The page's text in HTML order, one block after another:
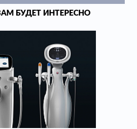
БУДЕТ ИНТЕРЕСНО